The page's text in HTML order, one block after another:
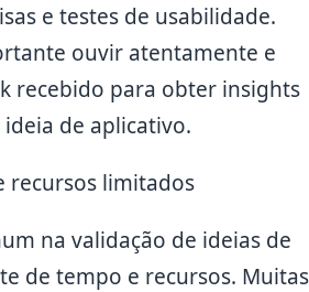
e testes de usabilidade.
ouvir atentamente e
recebido para obter insights
de aplicativo.
recursos limitados
na validação de ideias de
de tempo e recursos. Muitas